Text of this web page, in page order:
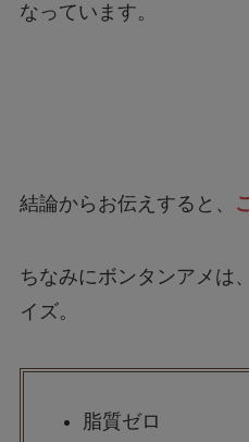
なっています。
結論からお伝えすると、
ちなみにボンタンアメは
イズ。
脂質ゼロ